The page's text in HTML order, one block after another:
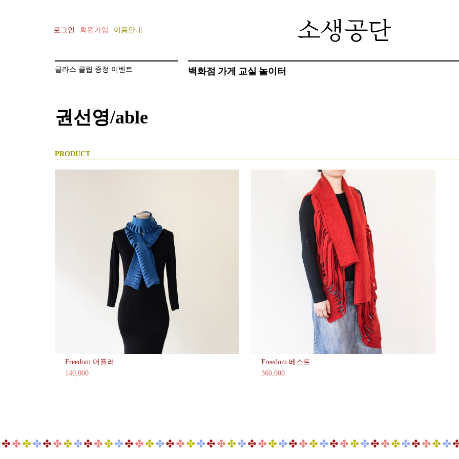
로그인 회원가입 이용안내
[기획전] 김종필의 SNOW CLASS 선
백화점 가게 교실 놀이터
권선영/able
PRODUCT
Freedom 머플러
140,000
Freedom 베스트
360,000